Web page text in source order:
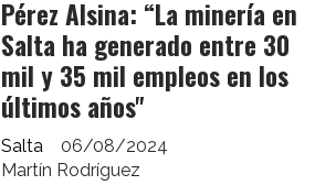
Pérez Alsina: “La minería en
Salta ha generado entre 30
mil y 35 mil empleos en los
últimos años"
Martín Rodríguez
Salta 06/08/2024